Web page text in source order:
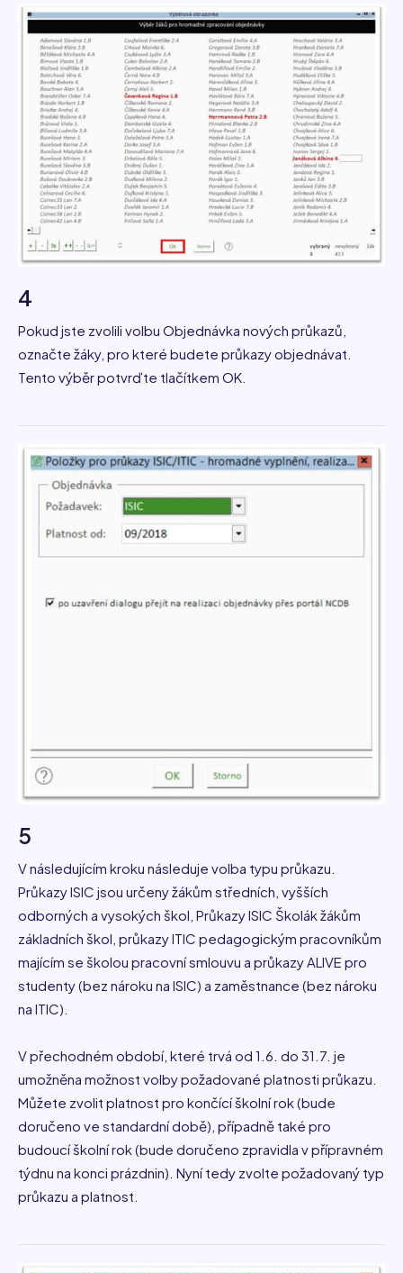
4
Pokud jste zvolili volbu Objednávka nových průkazů,
označte žáky, pro které budete průkazy objednávat.
Tento výběr potvrďte tlačítkem OK.
5
V následujícím kroku následuje volba typu průkazu.
Průkazy ISIC jsou určeny žákům středních, vyšších
odborných a vysokých škol, Průkazy ISIC Školák žákům
základních škol, průkazy ITIC pedagogickým pracovníkům
majícím se školou pracovní smlouvu a průkazy ALIVE pro
studenty (bez nároku na ISIC) a zaměstnance (bez nároku
na ITIC).
V přechodném období, které trvá od 1.6. do 31.7. je
umožněna možnost volby požadované platnosti průkazu.
Můžete zvolit platnost pro končící školní rok (bude
doručeno ve standardní době), případně také pro
budoucí školní rok (bude doručeno zpravidla v přípravném
týdnu na konci prázdnin). Nyní tedy zvolte požadovaný typ
průkazu a platnost.